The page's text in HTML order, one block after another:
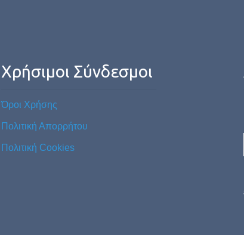
Χρήσιμοι Σύνδεσμοι
Όροι Χρήσης
Πολιτική Απορρήτου
Πολιτική Cookies